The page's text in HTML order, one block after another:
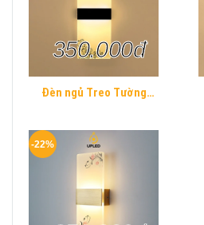
Đèn ngủ Treo Tường
ngủ hình khối chữ nhật
Hiện Đại
350.000đ
-22%